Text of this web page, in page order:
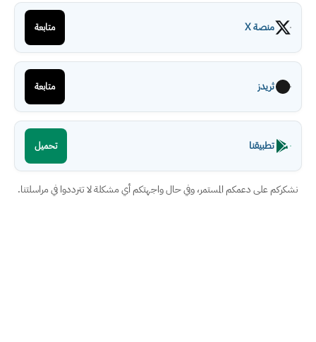
منصة X متابعة
ثريدز متابعة
تطبيقنا تحميل
نشكركم على دعمكم المستمر، وفي حال واجهتكم أي مشكلة لا تترددوا في مراسلتنا.